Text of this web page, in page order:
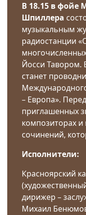
В 18.15 в фойе
Шпиллера
музыкальным
радиостанции
Йосси Тавором.
станет
– Европа».
приглашенных
композиторах и
сочинений,
Исполнители:
Красноярский
дирижер –
Михаил